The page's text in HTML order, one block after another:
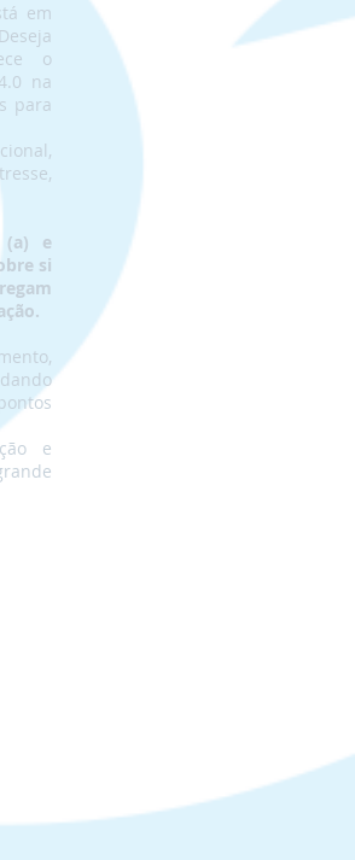
em
o
na
para
(a) e
si
e